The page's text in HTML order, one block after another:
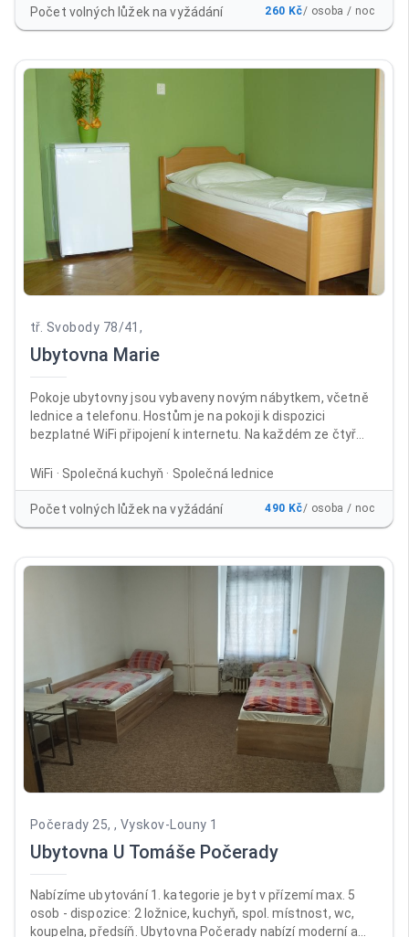
bývalých kasáren Prokopa Holého, naproti prodejně
Baumax Olomouc. Nabízíme klidné ubytování ve 2-
Počet volných lůžek na vyžádání 260 Kč/ osoba / noc
tř. Svobody 78/41,
Ubytovna Marie
Pokoje ubytovny jsou vybaveny novým nábytkem, včetně
lednice a telefonu. Hostům je na pokoji k dispozici
bezplatné WiFi připojení k internetu. Na každém ze čtyř
suterénu ubytovny je umístěna společenská místnost s
velkoplošnou televizí, sprchy, WC a kuchyň s jídelnou, kde si
mohou ubytovaní připravit v mikrovlnných troubách nebo
na sporácích jídlo po celý den. Mimo kuřárny na balkonech
pondělí až pátek od 12:00 do 17:00, v sobotu a neděli od
14:00 do 18:00. Ubytováváme od 14:00, jinak předchozí
WiFi · Společná kuchyň · Společná lednice
Počet volných lůžek na vyžádání 490 Kč/ osoba / noc
Počerady 25, , Vyskov-Louny 1
Ubytovna U Tomáše Počerady
Nabízíme ubytování 1. kategorie je byt v přízemí max. 5
osob - dispozice: 2 ložnice, kuchyň, spol. místnost, wc,
koupelna, předsíň. Ubytovna Počerady nabízí moderní a